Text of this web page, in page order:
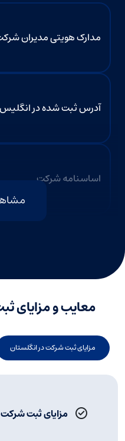
مدارک هویتی مدیران
آدرس ثبت شده در انگلیس
اساسنامه شرکت
معایب و مزایای
مزایای ثبت شرکت در انگلستان
مزایای ثبت